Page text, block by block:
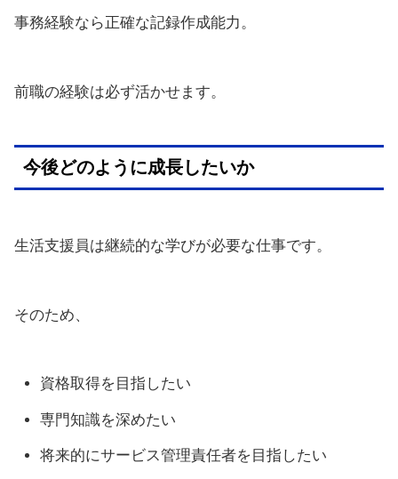
事務経験なら正確な記録作成能力。
前職の経験は必ず活かせます。
今後どのように成長したいか
生活支援員は継続的な学びが必要な仕事です。
そのため、
資格取得を目指したい
専門知識を深めたい
将来的にサービス管理責任者を目指したい